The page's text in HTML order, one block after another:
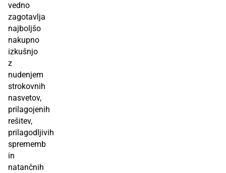
vedno
zagotavlja
najboljšo
nakupno
izkušnjo
z
nudenjem
strokovnih
nasvetov,
prilagojenih
rešitev,
prilagodljivih
sprememb
in
natančnih